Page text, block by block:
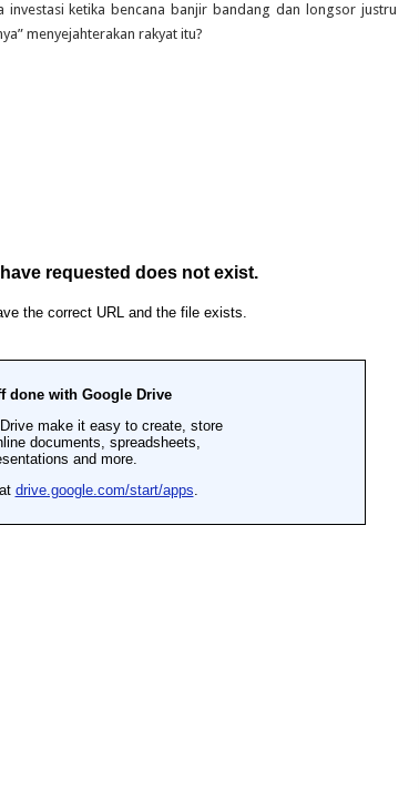
investasi ketika bencana banjir bandang dan longsor justru
menyejahterakan rakyat itu?